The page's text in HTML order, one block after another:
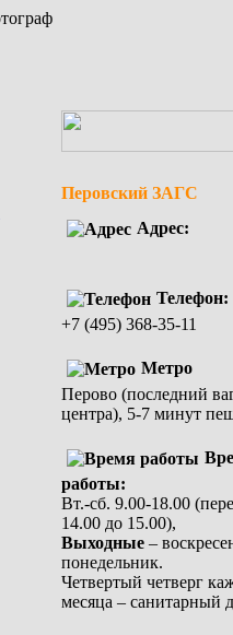
Перовский ЗАГС
Адрес:
Телефон:
+7 (495) 368-35-11
Метро
Перово (последний
центра), 5-7 минут
работы:
Вт.-сб. 9.00-18.00
14.00 до 15.00),
Выходные –
понедельник.
Четвертый четверг
месяца – санитарный